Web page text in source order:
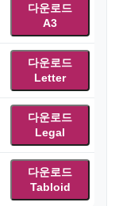
다운로드
A3
다운로드
Letter
다운로드
Legal
다운로드
Tabloid